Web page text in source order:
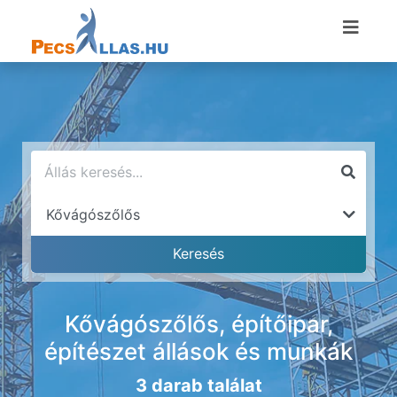
Kővágószőlős, építőipar,
építészet állások és munkák
3 darab találat